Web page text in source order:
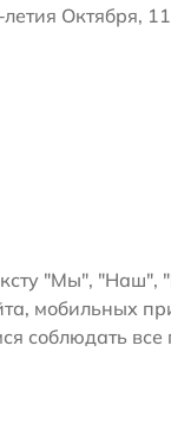
Октября,
"Мы", "Наш",
мобильных
соблюдать